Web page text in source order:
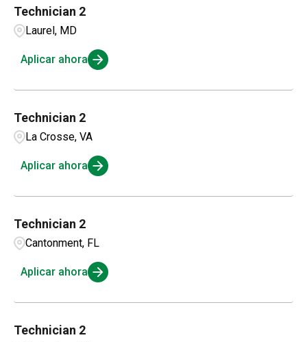
Service Management
Technician 2
Laurel, MD
Aplicar ahora
Technician 2
La Crosse, VA
Aplicar ahora
Technician 2
Cantonment, FL
Aplicar ahora
Technician 2